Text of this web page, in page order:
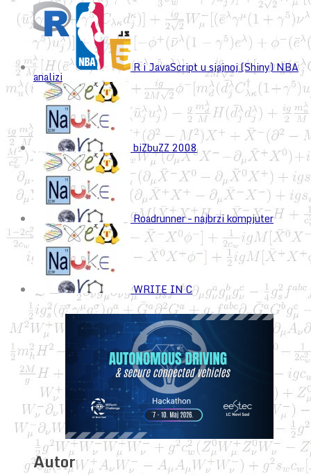
R i JavaScript u sjajnoj (Shiny) NBA
analizi
biZbuZZ 2008
Roadrunner – najbrzi kompjuter
WRITE IN C
Autor